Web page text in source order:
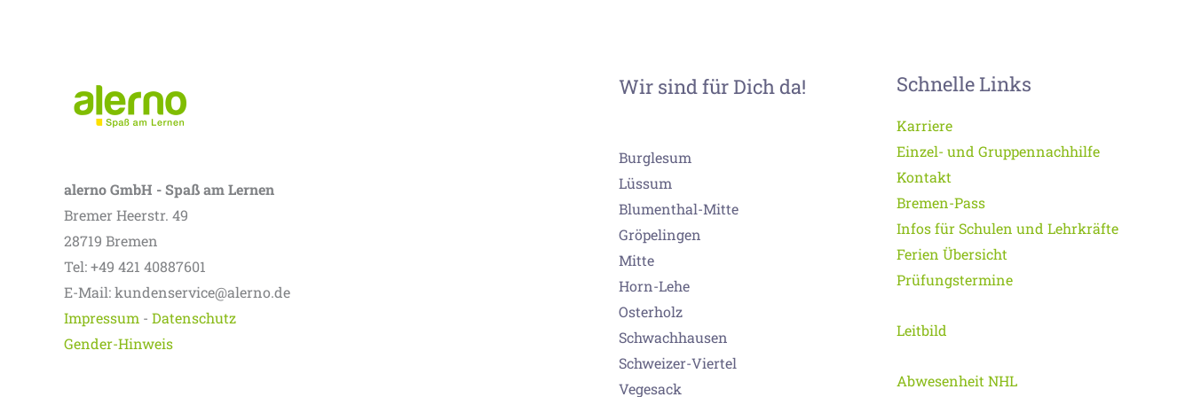
alerno GmbH - Spaß am Lernen
Bremer Heerstr. 49
28719 Bremen
Tel: +49 421 40887601
E-Mail: kundenservice@alerno.de
Impressum - Datenschutz
Gender-Hinweis
Wir sind für Dich da!
Burglesum
Lüssum
Blumenthal-Mitte
Gröpelingen
Mitte
Horn-Lehe
Osterholz
Schwachhausen
Schweizer-Viertel
Vegesack
Schnelle Links
Karriere
Einzel- und Gruppennachhilfe
Kontakt
Bremen-Pass
Infos für Schulen und Lehrkräfte
Ferien Übersicht
Prüfungstermine
Leitbild
Abwesenheit NHL